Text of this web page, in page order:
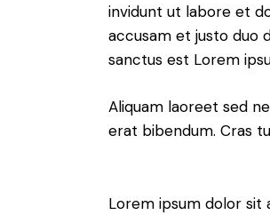
invidunt ut labore et
accusam et justo duo
sanctus est Lorem
Aliquam laoreet sed
erat bibendum. Cras
Lorem ipsum dolor sit